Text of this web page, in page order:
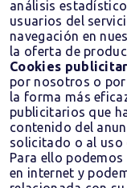
análisis
usuarios del
navegación en
la oferta de
Cookies
por nosotros o
la forma más
publicitarios que
contenido del
solicitado o al uso
Para ello
en internet y